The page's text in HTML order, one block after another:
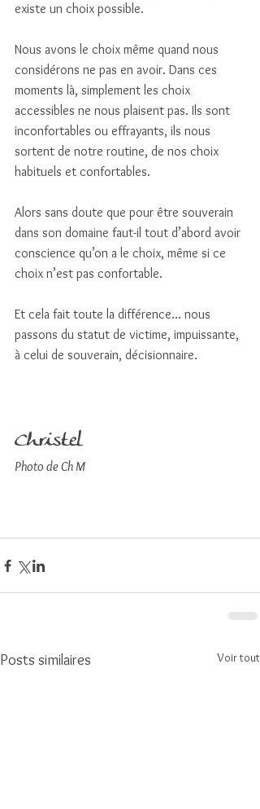
existe un choix possible.
Nous avons le choix même quand nous
considérons ne pas en avoir. Dans ces
moments là, simplement les choix
accessibles ne nous plaisent pas. Ils sont
inconfortables ou effrayants, ils nous
sortent de notre routine, de nos choix
habituels et confortables.
Alors sans doute que pour être souverain
dans son domaine faut-il tout d’abord avoir
conscience qu’on a le choix, même si ce
choix n’est pas confortable.
Et cela fait toute la différence... nous
passons du statut de victime, impuissante,
à celui de souverain, décisionnaire.
Christel
Photo de Ch M
Posts similaires Voir tout